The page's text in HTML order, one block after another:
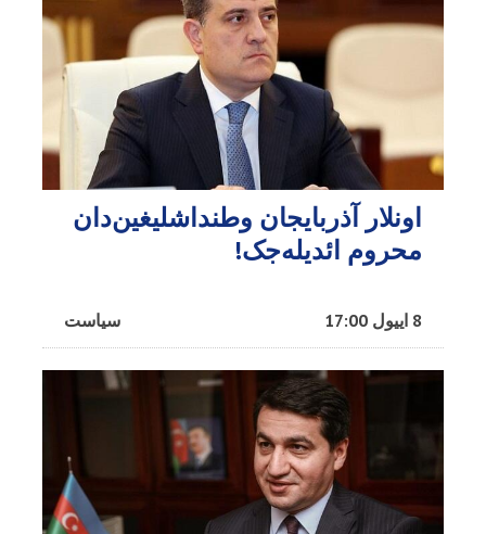
اونلار آذربایجان وطنداشلیغین‌دان
محروم ائدیله‌جک!
سیاست 8 اییول 17:00